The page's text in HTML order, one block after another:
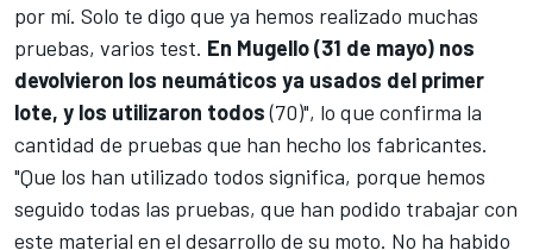
por mí. Solo te digo que ya hemos realizado muchas
pruebas, varios test. En Mugello (31 de mayo) nos
devolvieron los neumáticos ya usados del primer
lote, y los utilizaron todos(70)", lo que confirma la
cantidad de pruebas que han hecho los fabricantes.
"Que los han utilizado todos significa, porque hemos
seguido todas las pruebas, que han podido trabajar con
este material en el desarrollo de su moto. No ha habido